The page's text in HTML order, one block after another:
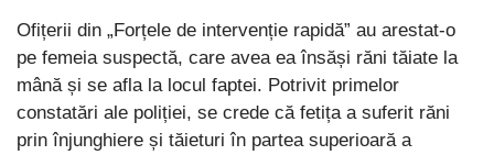
Ofițerii din „Forțele de intervenție rapidă” au arestat-o
pe femeia suspectă, care avea ea însăși răni tăiate la
mână și se afla la locul faptei. Potrivit primelor
constatări ale poliției, se crede că fetița a suferit răni
prin înjunghiere și tăieturi în partea superioară a